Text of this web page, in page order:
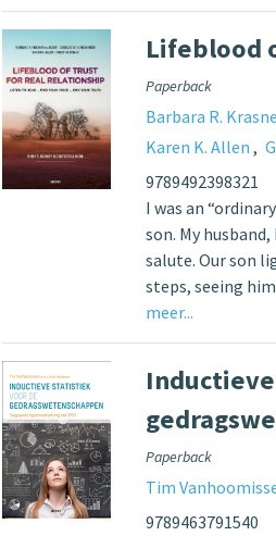
Lifeblood
Paperback
Barbara R.
Karen K. Allen
9789492398321
I was an
son. My
salute. Our son
steps, seeing
meer...
Paperback
Tim
9789463791540